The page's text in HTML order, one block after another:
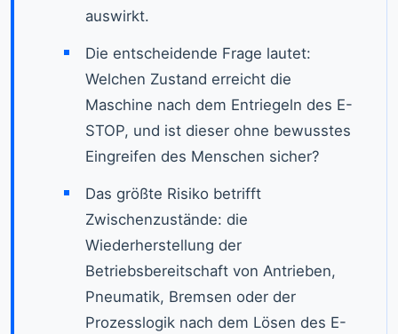
auswirkt.
Die entscheidende Frage lautet:
Welchen Zustand erreicht die
Maschine nach dem Entriegeln des E-
STOP, und ist dieser ohne bewusstes
Eingreifen des Menschen sicher?
Das größte Risiko betrifft
Zwischenzustände: die
Wiederherstellung der
Betriebsbereitschaft von Antrieben,
Pneumatik, Bremsen oder der
Prozesslogik nach dem Lösen des E-